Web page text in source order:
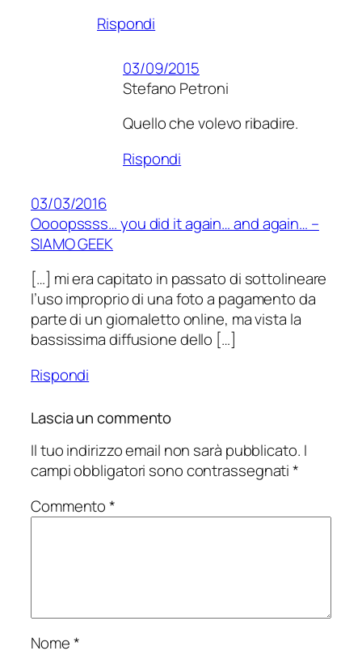
Rispondi
03/09/2015
Stefano Petroni
Quello che volevo ribadire.
Rispondi
03/03/2016
Oooopssss… you did it again… and again… –
SIAMO GEEK
[…] mi era capitato in passato di sottolineare
l’uso improprio di una foto a pagamento da
parte di un giornaletto online, ma vista la
bassissima diffusione dello […]
Rispondi
Lascia un commento
Il tuo indirizzo email non sarà pubblicato. I
campi obbligatori sono contrassegnati*
Commento*
Nome*